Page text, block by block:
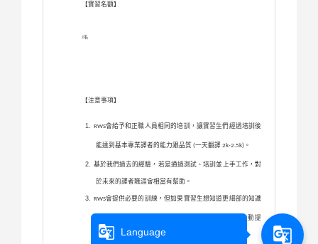
【實習名額】
1名
【注意事項】
RWS會給予和正職人員相同的培訓，讓實習生們經過培訓後
能達到基本專業譯者的能力跟品質 (一天翻譯 2k-2.5k) 。
基於我們過去的經驗，若是通過測試、培訓並上手工作，對
於未來的譯者職涯會相當有幫助。
RWS會提供必要的訓練，但如果實習生想知道更細部的知識
鼓勵實習生們主動提
問，同仁將樂意回答其疑問。
g_translate
Language
g_translate